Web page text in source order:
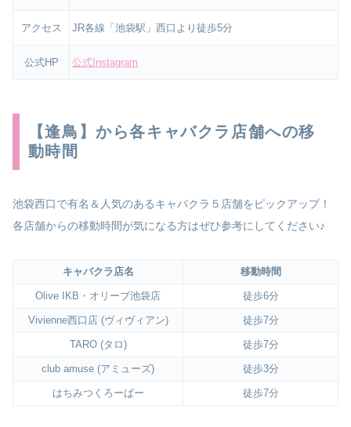
アクセス JR各線「池袋駅」西口より徒歩5分
公式HP 公式Instagram
【逢鳥】から各キャバクラ店舗への移
動時間
池袋西口で有名＆人気のあるキャバクラ５店舗をピックアップ！
各店舗からの移動時間が気になる方はぜひ参考にしてください♪
キャバクラ店名 移動時間
Olive IKB・オリーブ池袋店 徒歩6分
Vivienne西口店 (ヴィヴィアン) 徒歩7分
TARO (タロ) 徒歩7分
club amuse (アミューズ) 徒歩3分
はちみつくろーばー 徒歩7分